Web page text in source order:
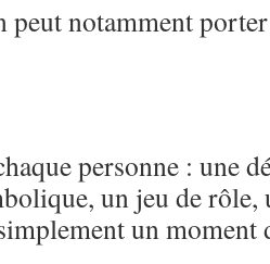
peut notamment
personne : une
un jeu de rôle,
un moment